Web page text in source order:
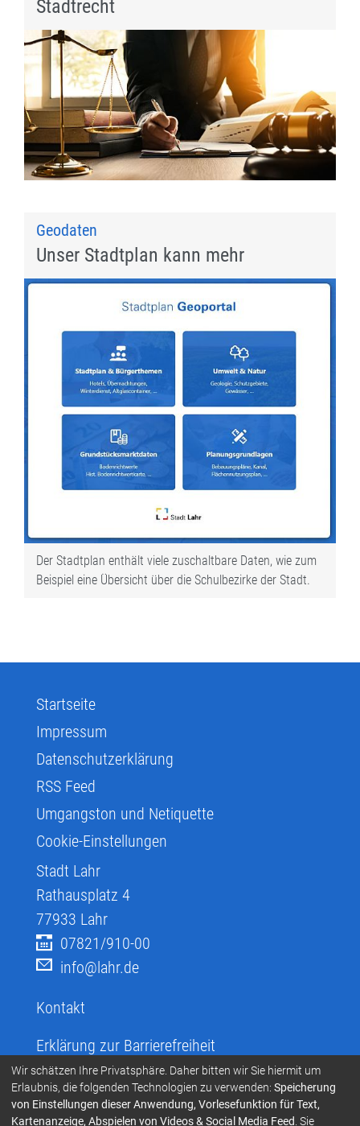
Stadtrecht
Geodaten
Unser Stadtplan kann mehr
Der Stadtplan enthält viele zuschaltbare Daten, wie zum
Beispiel eine Übersicht über die Schulbezirke der Stadt.
Startseite
Impressum
Datenschutzerklärung
RSS Feed
Umgangston und Netiquette
Cookie-Einstellungen
Stadt Lahr
Rathausplatz 4
77933 Lahr
07821/910-00
info@lahr.de
Kontakt
Erklärung zur Barrierefreiheit
Infos zur Barrierefreiheit
Infos in leichter Sprache
Wir schätzen Ihre Privatsphäre. Daher bitten wir Sie hiermit um
Erlaubnis, die folgenden Technologien zu verwenden: Speicherung
von Einstellungen dieser Anwendung, Vorlesefunktion für Text,
Kartenanzeige, Abspielen von Videos & Social Media Feed. Sie